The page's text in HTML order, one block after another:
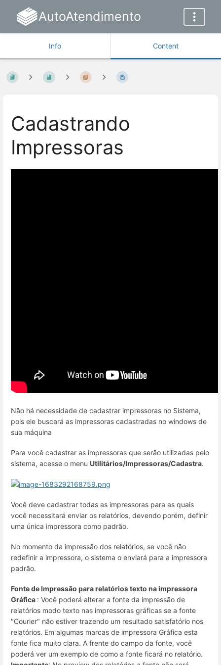
AutoAtendimento
Info Content
Cadastrando
Impressoras
Não há necessidade de cadastrar impressoras no Sistema,
pois ele buscará as impressoras cadastradas no windows de
sua máquina
Para você cadastrar as impressoras que serão utilizadas pelo
sistema, acesse o menu Utilitários/Impressoras/Cadastra.
Você deve cadastrar todas as impressoras para as quais
você necessitará enviar os relatórios, devendo porém, definir
uma única impressora como padrão.
No momento da impressão dos relatórios, se você não
redefinir a impressora, o sistema o enviará para a impressora
padrão.
Fonte de Impressão para relatórios texto na impressora
Gráfica : Você poderá alterar a fonte da impressão de
relatórios modo texto nas impressoras gráficas se a fonte
"Courier" não estiver trazendo um resultado satisfatório nos
relatórios. Em algumas marcas de impressora Gráfica esta
fonte fica muito clara. A frente do campo da fonte, você
poderá ver um exemplo de como a fonte ficará no relatório.